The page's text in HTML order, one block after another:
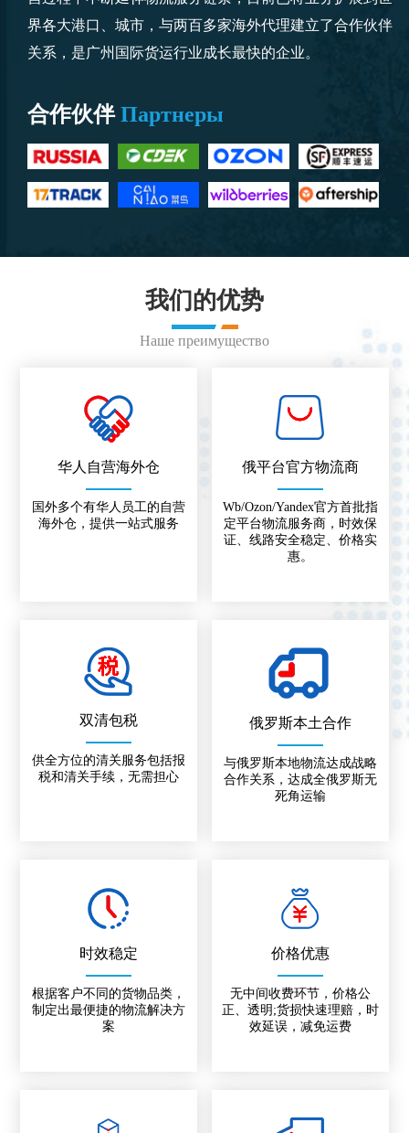
界各大港口、城市，与两百多家海外代理建立了合作伙伴
关系，是广州国际货运行业成长最快的企业。
合作伙伴Партнеры
我们的优势
Наше преимущество
华人自营海外仓
国外多个有华人员工的自营
海外仓，提供一站式服务
俄平台官方物流商
Wb/Ozon/Yandex官方首批指
定平台物流服务商，时效保
证、线路安全稳定、价格实
惠。
双清包税
供全方位的清关服务包括报
税和清关手续，无需担心
俄罗斯本土合作
与俄罗斯本地物流达成战略
合作关系，达成全俄罗斯无
死角运输
时效稳定
根据客户不同的货物品类，
制定出最便捷的物流解决方
案
价格优惠
无中间收费环节，价格公
正、透明;货损快速理赔，时
效延误，减免运费